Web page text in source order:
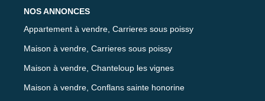
NOS ANNONCES
Appartement à vendre, Carrieres sous poissy
Maison à vendre, Carrieres sous poissy
Maison à vendre, Chanteloup les vignes
Maison à vendre, Conflans sainte honorine